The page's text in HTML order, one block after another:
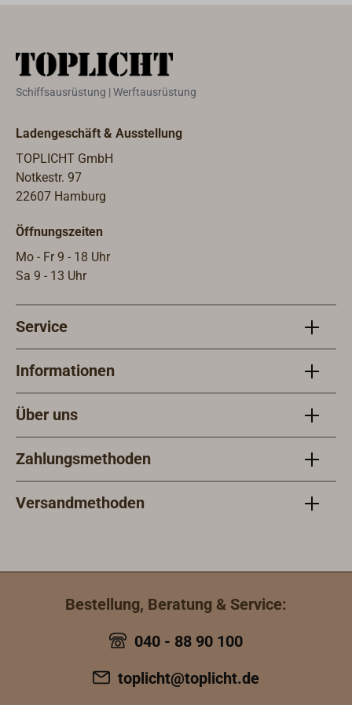
Schiffsausrüstung | Werftausrüstung
Ladengeschäft & Ausstellung
TOPLICHT GmbH
Notkestr. 97
22607 Hamburg
Öffnungszeiten
Mo - Fr 9 - 18 Uhr
Sa 9 - 13 Uhr
Service
Informationen
Über uns
Zahlungsmethoden
Versandmethoden
Bestellung, Beratung & Service:
040 - 88 90 100
toplicht@toplicht.de